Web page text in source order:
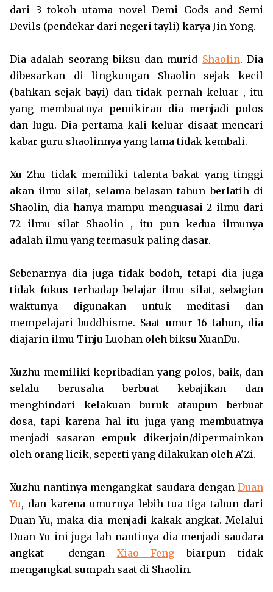
dari 3 tokoh utama novel Demi Gods and Semi
Devils (pendekar dari negeri tayli) karya Jin Yong.
Dia adalah seorang biksu dan murid Shaolin. Dia
dibesarkan di lingkungan Shaolin sejak kecil
(bahkan sejak bayi) dan tidak pernah keluar , itu
yang membuatnya pemikiran dia menjadi polos
dan lugu. Dia pertama kali keluar disaat mencari
kabar guru shaolinnya yang lama tidak kembali.
Xu Zhu tidak memiliki talenta bakat yang tinggi
akan ilmu silat, selama belasan tahun berlatih di
Shaolin, dia hanya mampu menguasai 2 ilmu dari
72 ilmu silat Shaolin , itu pun kedua ilmunya
adalah ilmu yang termasuk paling dasar.
Sebenarnya dia juga tidak bodoh, tetapi dia juga
tidak fokus terhadap belajar ilmu silat, sebagian
waktunya digunakan untuk meditasi dan
mempelajari buddhisme. Saat umur 16 tahun, dia
diajarin ilmu Tinju Luohan oleh biksu XuanDu.
Xuzhu memiliki kepribadian yang polos, baik, dan
selalu berusaha berbuat kebajikan dan
menghindari kelakuan buruk ataupun berbuat
dosa, tapi karena hal itu juga yang membuatnya
menjadi sasaran empuk dikerjain/dipermainkan
oleh orang licik, seperti yang dilakukan oleh A'Zi.
Xuzhu nantinya mengangkat saudara dengan Duan
Yu, dan karena umurnya lebih tua tiga tahun dari
Duan Yu, maka dia menjadi kakak angkat. Melalui
Duan Yu ini juga lah nantinya dia menjadi saudara
angkat dengan Xiao Feng biarpun tidak
mengangkat sumpah saat di Shaolin.